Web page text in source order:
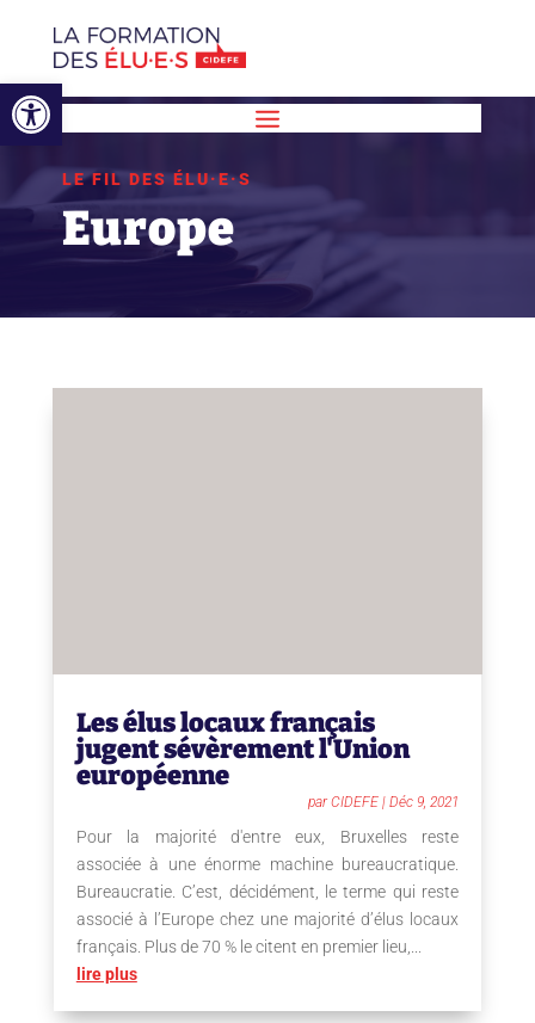
Ouvrir la barre d’outils
LE FIL DES ÉLU·E·S
Europe
Les élus locaux français
jugent sévèrement l'Union
européenne
parCIDEFE |Déc 9, 2021
Pour la majorité d'entre eux, Bruxelles reste
associée à une énorme machine bureaucratique.
Bureaucratie. C’est, décidément, le terme qui reste
associé à l’Europe chez une majorité d’élus locaux
français. Plus de 70 % le citent en premier lieu,...
lire plus